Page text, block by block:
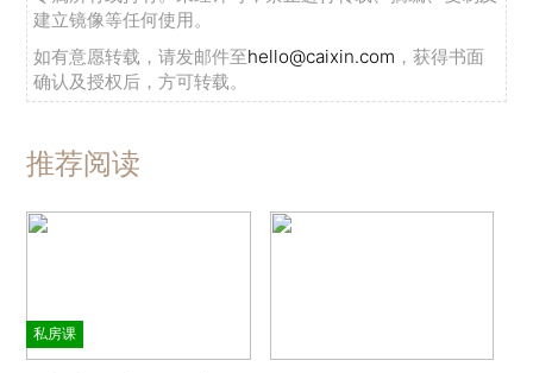
建立镜像等任何使用。
如有意愿转载，请发邮件至hello@caixin.com ，获得书面
确认及授权后，方可转载。
推荐阅读
私房课